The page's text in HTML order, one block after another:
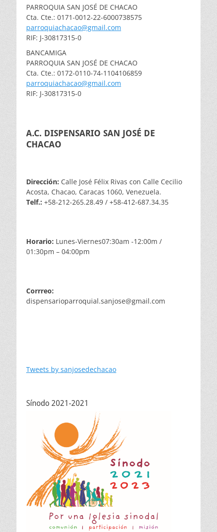
PARROQUIA SAN JOSÉ DE CHACAO
Cta. Cte.: 0171-0012-22-6000738575
parroquiachacao@gmail.com
RIF: J-30817315-0
BANCAMIGA
PARROQUIA SAN JOSÉ DE CHACAO
Cta. Cte.: 0172-0110-74-1104106859
parroquiachacao@gmail.com
RIF: J-30817315-0
A.C. DISPENSARIO SAN JOSÉ DE
CHACAO
Dirección: Calle José Félix Rivas con Calle Cecilio
Acosta, Chacao, Caracas 1060, Venezuela.
Telf.: +58-212-265.28.49 / +58-412-687.34.35
Horario: Lunes-Viernes07:30am -12:00m /
01:30pm – 04:00pm
Corrreo:
dispensarioparroquial.sanjose@gmail.com
Tweets by sanjosedechacao
Sínodo 2021-2021